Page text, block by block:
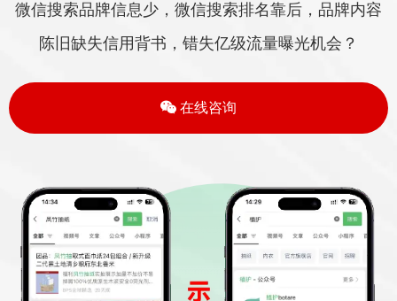
微信搜索品牌信息少，微信搜索排名靠后，品牌内容
陈旧缺失信用背书，错失亿级流量曝光机会？
在线咨询